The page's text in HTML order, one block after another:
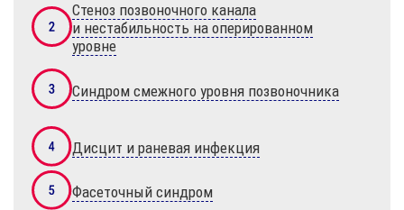
Стеноз позвоночного канала
и нестабильность на оперированном
уровне
Синдром смежного уровня позвоночника
Дисцит и раневая инфекция
Фасеточный синдром